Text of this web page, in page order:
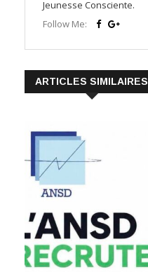
Jeunesse Consciente.
Follow Me:
ARTICLES SIMILAIRES